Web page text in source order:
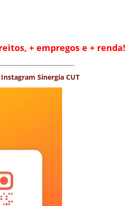
+ empregos e + renda!
Sinergia CUT